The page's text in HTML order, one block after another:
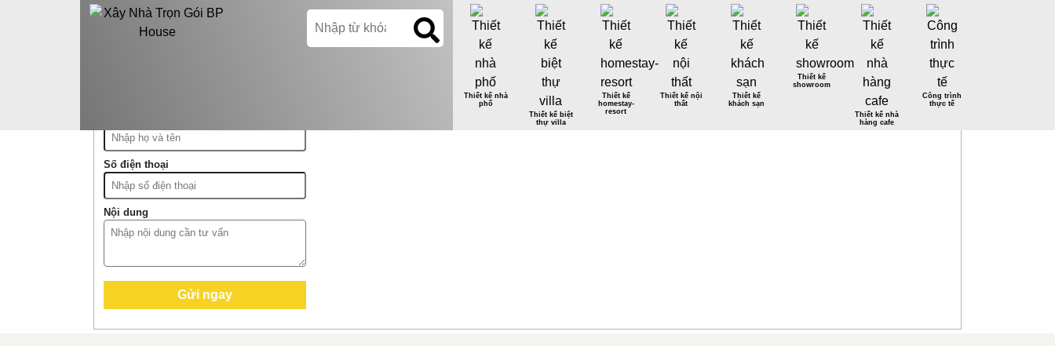
Thiết kế nhà
phố
Thiết kế biệt
thự villa
Thiết kế
homestay-
resort
Thiết kế nội
thất
Thiết kế
khách sạn
Thiết kế
showroom
Thiết kế nhà
hàng cafe
Công trình
thực tế
Số điện thoại
Nội dung